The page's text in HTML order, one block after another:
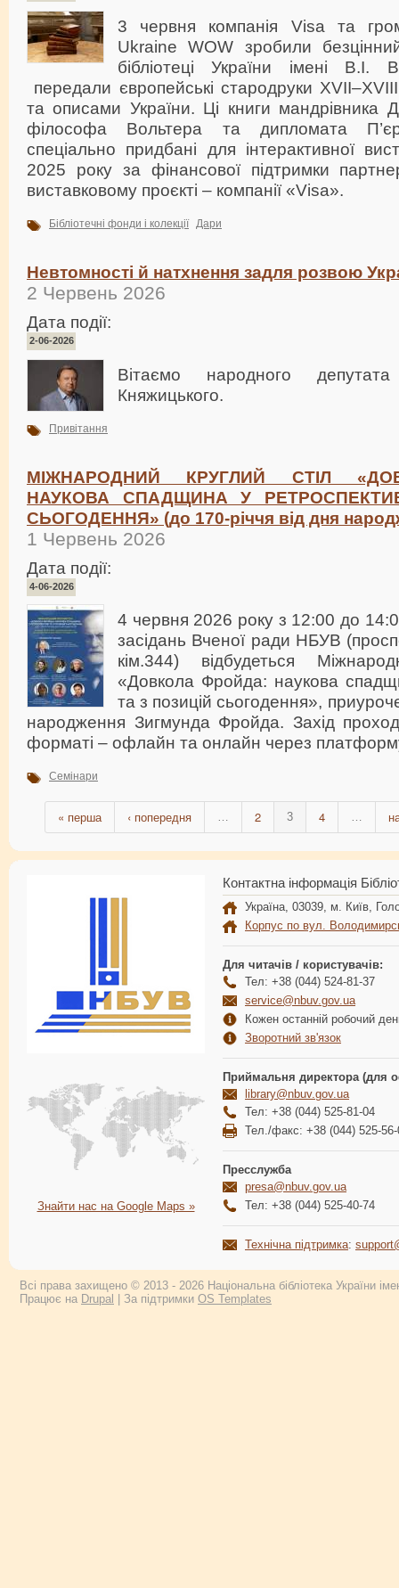
3 червня компанія Visa та
Ukraine WOW зробили
бібліотеці України імені В.І.
передали європейські стародруки XVII–XVIII
та описами України. Ці книги
філософа Вольтера та дипломата
спеціально придбані для інтерактивної
2025 року за фінансової підтримки
виставковому проєкті – компанії «Visa».
Бібліотечні фонди і колекції Дари
Невтомності й натхнення задля розвою
2 Червень 2026
Дата події:
2-06-2026
Вітаємо народного
Княжицького.
Привітання
МІЖНАРОДНИЙ КРУГЛИЙ СТІЛ
НАУКОВА СПАДЩИНА У
СЬОГОДЕННЯ» (до 170-річчя від дня
1 Червень 2026
Дата події:
4-06-2026
4 червня 2026 року з 12:00 до
засідань Вченої ради НБУВ
кім.344) відбудеться
«Довкола Фройда: наукова
та з позицій сьогодення»,
народження Зигмунда Фройда. Захід
форматі – офлайн та онлайн через
Семінари
« перша ‹ попередня … 2 3 4 …
Знайти нас на Google Maps »
Контактна інформація
Україна, 03039, м. Київ,
Корпус по вул.
Для читачів / користувачів:
Тел: +38 (044) 524-81-37
service@nbuv.gov.ua
Кожен останній робочий
Зворотний зв'язок
Приймальня директора (для
library@nbuv.gov.ua
Тел: +38 (044) 525-81-04
Тел./факс: +38 (044) 525-56-
Пресслужба
presa@nbuv.gov.ua
Тел: +38 (044) 525-40-74
Технічна підтримка:
Всі права захищено © 2013 - 2026 Національна бібліотека України
Працює на Drupal | За підтримки OS Templates